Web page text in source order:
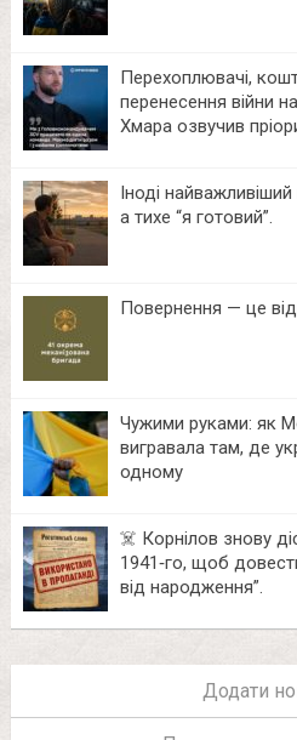
Перехоплювачі,
перенесення війни
Хмара озвучив
Іноді
а тихе “я готовий”.
Повернення — це
Чужими руками: як
вигравала там, де
одному
☠️ Корнілов знову
1941‑го, щоб
від народження”.
Додати